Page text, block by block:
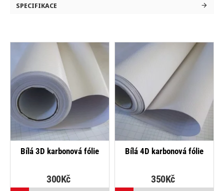
SPECIFIKACE
NEJPRODÁVANĚJŠÍ
Bílá 3D karbonová fólie
300Kč
NEJPRODÁVANĚJŠÍ
Bílá 4D karbonová fólie
350Kč